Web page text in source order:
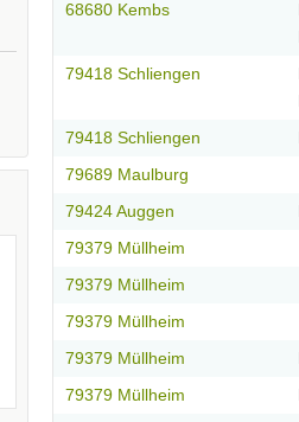
68680 Kembs
79418 Schliengen
79418 Schliengen
79689 Maulburg
79424 Auggen
79379 Müllheim
79379 Müllheim
79379 Müllheim
79379 Müllheim
79379 Müllheim